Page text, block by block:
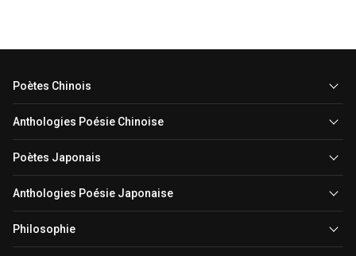
Poètes Chinois
Anthologies Poésie Chinoise
Poètes Japonais
Anthologies Poésie Japonaise
Philosophie